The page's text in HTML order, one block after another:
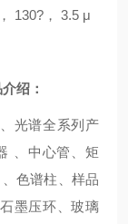
130? ， 3.5 μ
绍：
光谱全系列产
、中心管、矩
、色谱柱、样品
墨压环、玻璃